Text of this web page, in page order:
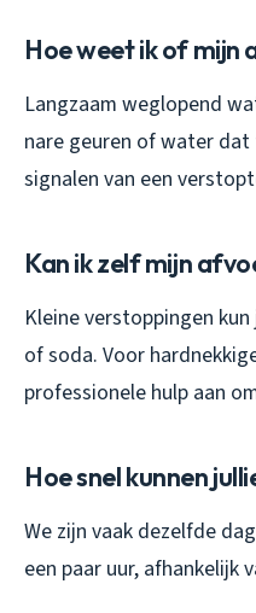
Hoe weet ik of mijn
Langzaam weglopend
nare geuren of water
signalen van een
Kan ik zelf mijn
Kleine verstoppingen
of soda. Voor
professionele hulp aan
Hoe snel kunnen
We zijn vaak dezelfde
een paar uur, afhankelijk